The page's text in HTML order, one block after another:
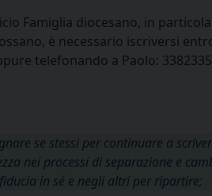
Famiglia diocesano, in
è necessario iscriversi
telefonando a Paolo:
se stessi per continuare a
nei processi di separazione e
in sé e negli altri per ripartire;